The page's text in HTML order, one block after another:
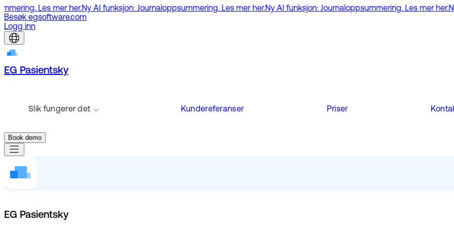
mer her.Ny AI funksjon: Journaloppsummering. Les mer her.Ny AI funksjon: Journaloppsummering. Les mer her.Ny AI
Besøk egsoftware.com
Logg inn
EG Pasientsky
Slik fungerer det Kundereferanser Priser
Book demo
EG Pasientsky